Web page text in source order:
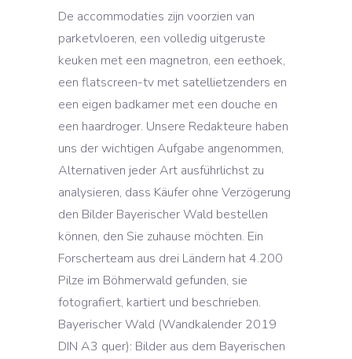
De accommodaties zijn voorzien van
parketvloeren, een volledig uitgeruste
keuken met een magnetron, een eethoek,
een flatscreen-tv met satellietzenders en
een eigen badkamer met een douche en
een haardroger. Unsere Redakteure haben
uns der wichtigen Aufgabe angenommen,
Alternativen jeder Art ausführlichst zu
analysieren, dass Käufer ohne Verzögerung
den Bilder Bayerischer Wald bestellen
können, den Sie zuhause möchten. Ein
Forscherteam aus drei Ländern hat 4.200
Pilze im Böhmerwald gefunden, sie
fotografiert, kartiert und beschrieben.
Bayerischer Wald (Wandkalender 2019
DIN A3 quer): Bilder aus dem Bayerischen